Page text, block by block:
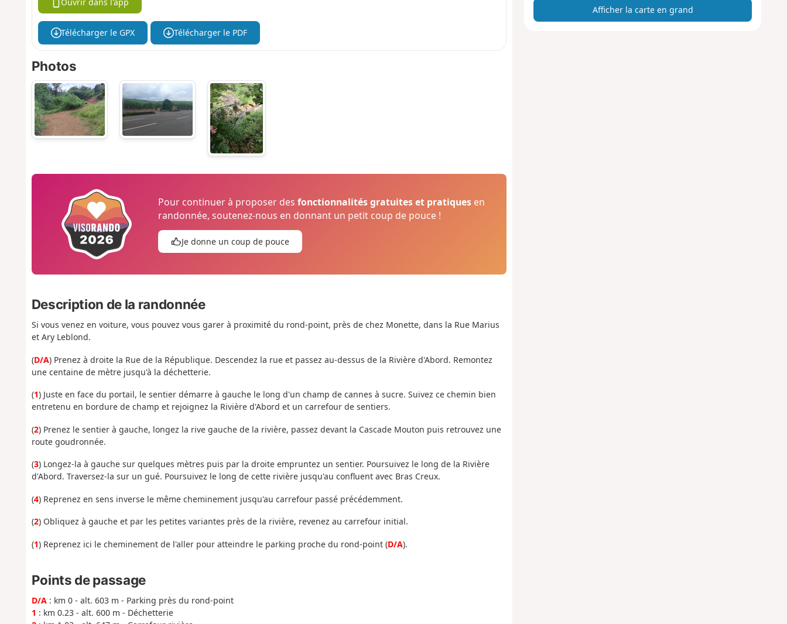
Télécharger le GPX Télécharger le PDF
Photos
Pour continuer à proposer desfonctionnalités gratuites et pratiques en
randonnée, soutenez-nous en donnant un petit coup de pouce !
Je donne un coup de pouce
Description de la randonnée
Si vous venez en voiture, vous pouvez vous garer à proximité du rond-point, près de chez Monette, dans la Rue Marius
et Ary Leblond.
(D/A) Prenez à droite la Rue de la République. Descendez la rue et passez au-dessus de la Rivière d'Abord. Remontez
une centaine de mètre jusqu'à la déchetterie.
(1) Juste en face du portail, le sentier démarre à gauche le long d'un champ de cannes à sucre. Suivez ce chemin bien
entretenu en bordure de champ et rejoignez la Rivière d'Abord et un carrefour de sentiers.
(2) Prenez le sentier à gauche, longez la rive gauche de la rivière, passez devant la Cascade Mouton puis retrouvez une
route goudronnée.
(3) Longez-la à gauche sur quelques mètres puis par la droite empruntez un sentier. Poursuivez le long de la Rivière
d'Abord. Traversez-la sur un gué. Poursuivez le long de cette rivière jusqu'au confluent avec Bras Creux.
(4) Reprenez en sens inverse le même cheminement jusqu'au carrefour passé précédemment.
(2) Obliquez à gauche et par les petites variantes près de la rivière, revenez au carrefour initial.
(1) Reprenez ici le cheminement de l'aller pour atteindre le parking proche du rond-point (D/A).
Points de passage
D/A: km 0 - alt. 603 m - Parking près du rond-point
1 : km 0.23 - alt. 600 m - Déchetterie
t
e
Afficher la carte en grand